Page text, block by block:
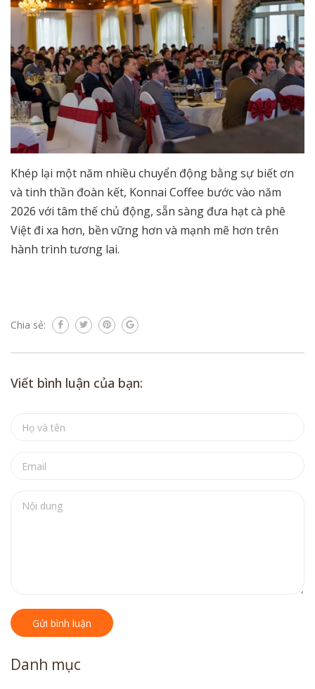
Khép lại một năm nhiều chuyển động bằng sự biết ơn
và tinh thần đoàn kết, Konnai Coffee bước vào năm
2026 với tâm thế chủ động, sẵn sàng đưa hạt cà phê
Việt đi xa hơn, bền vững hơn và mạnh mẽ hơn trên
hành trình tương lai.
Chia sẻ:
Viết bình luận của bạn:
Gửi bình luận
Danh mục